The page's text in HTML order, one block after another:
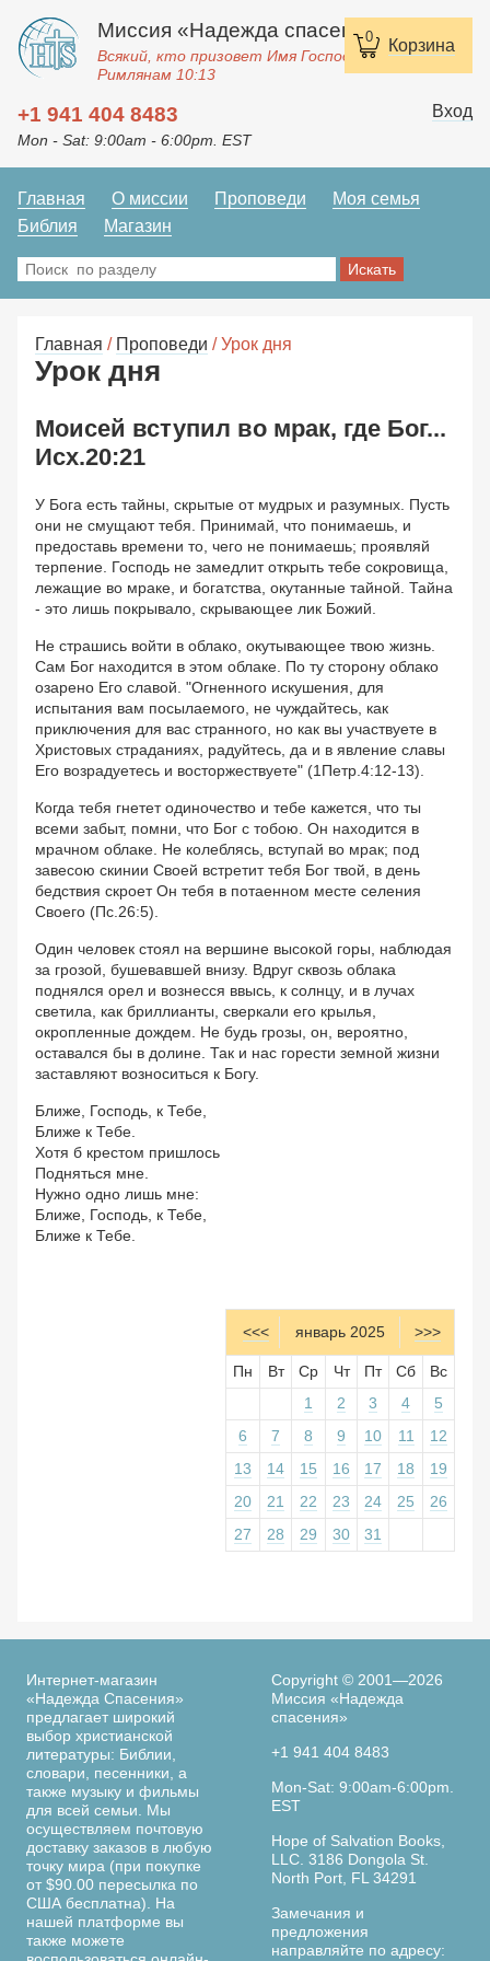
0 Корзина
Миссия «Надежда спасения»
Всякий, кто призовет Имя Господне, спасется.
Римлянам 10:13
+1 941 404 8483
Mon - Sat: 9:00am - 6:00pm. EST
Вход
Главная О миссии Проповеди
Моя семья
Библия
Магазин
Главная / Проповеди / Урок дня
Урок дня
Моисей вступил во мрак, где Бог...
Исх.20:21
У Бога есть тайны, скрытые от мудрых и разумных. Пусть
они не смущают тебя. Принимай, что понимаешь, и
предоставь времени то, чего не понимаешь; проявляй
терпение. Господь не замедлит открыть тебе сокровища,
лежащие во мраке, и богатства, окутанные тайной. Тайна
- это лишь покрывало, скрывающее лик Божий.
Не страшись войти в облако, окутывающее твою жизнь.
Сам Бог находится в этом облаке. По ту сторону облако
озарено Его славой. "Огненного искушения, для
испытания вам посылаемого, не чуждайтесь, как
приключения для вас странного, но как вы участвуете в
Христовых страданиях, радуйтесь, да и в явление славы
Его возрадуетесь и восторжествуете" (1Петр.4:12-13).
Когда тебя гнетет одиночество и тебе кажется, что ты
всеми забыт, помни, что Бог с тобою. Он находится в
мрачном облаке. Не колеблясь, вступай во мрак; под
завесою скинии Своей встретит тебя Бог твой, в день
бедствия скроет Он тебя в потаенном месте селения
Своего (Пс.26:5).
Один человек стоял на вершине высокой горы, наблюдая
за грозой, бушевавшей внизу. Вдруг сквозь облака
поднялся орел и вознесся ввысь, к солнцу, и в лучах
светила, как бриллианты, сверкали его крылья,
окропленные дождем. Не будь грозы, он, вероятно,
оставался бы в долине. Так и нас горести земной жизни
заставляют возноситься к Богу.
Ближе, Господь, к Тебе,
Ближе к Тебе.
Хотя б крестом пришлось
Подняться мне.
Нужно одно лишь мне:
Ближе, Господь, к Тебе,
Ближе к Тебе.
<<< январь 2025 >>>
Пн Вт Ср Чт Пт Сб
Вс
1
2 3 4
5
6
7 8 9 10 11
12
13
14 15 16 17 18
19
20
21 22 23 24 25
26
27
28 29 30 31
Интернет-магазин
«Надежда Спасения»
предлагает широкий
выбор христианской
литературы: Библии,
словари, песенники, а
также музыку и фильмы
для всей семьи. Мы
осуществляем почтовую
доставку заказов в любую
точку мира (при покупке
от $90.00 пересылка по
США бесплатна). На
нашей платформе вы
также можете
Copyright © 2001—2026
Миссия «Надежда
спасения»
+1 941 404 8483
Mon-Sat: 9:00am-6:00pm.
EST
Hope of Salvation Books,
LLC. 3186 Dongola St.
North Port, FL 34291
Замечания и
предложения
направляйте по адресу: